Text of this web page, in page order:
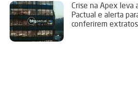
Crise na Apex leva
Pactual e alerta
conferirem extratos